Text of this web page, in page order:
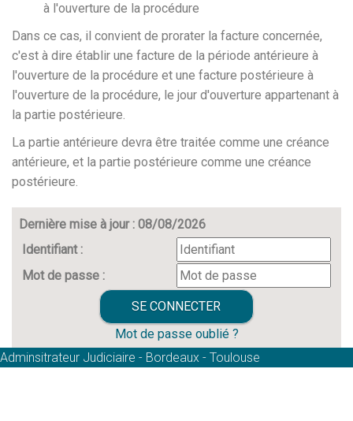
à l'ouverture de la procédure
Dans ce cas, il convient de prorater la facture concernée,
c'est à dire établir une facture de la période antérieure à
l'ouverture de la procédure et une facture postérieure à
l'ouverture de la procédure, le jour d'ouverture appartenant à
la partie postérieure.
La partie antérieure devra être traitée comme une créance
antérieure, et la partie postérieure comme une créance
postérieure.
Dernière mise à jour : 08/08/2026
Identifiant :
Mot de passe :
Mot de passe oublié ?
Adminsitrateur Judiciaire - Bordeaux - Toulouse